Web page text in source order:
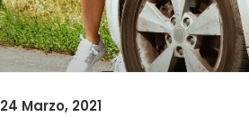
24 Marzo, 2021